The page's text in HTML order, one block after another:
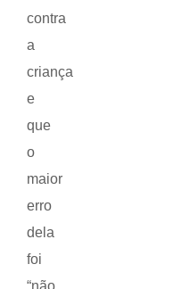
contra
a
criança
e
que
o
maior
erro
dela
foi
“não